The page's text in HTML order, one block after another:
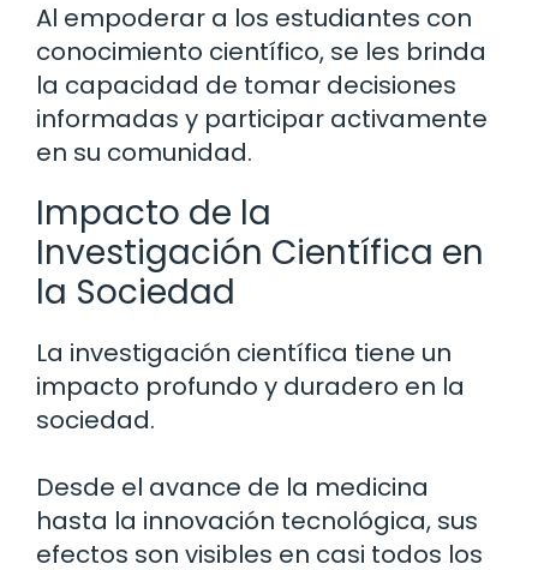
Al empoderar a los estudiantes con
conocimiento científico, se les brinda
la capacidad de tomar decisiones
informadas y participar activamente
en su comunidad.
Impacto de la
Investigación Científica en
la Sociedad
La investigación científica tiene un
impacto profundo y duradero en la
sociedad.
Desde el avance de la medicina
hasta la innovación tecnológica, sus
efectos son visibles en casi todos los